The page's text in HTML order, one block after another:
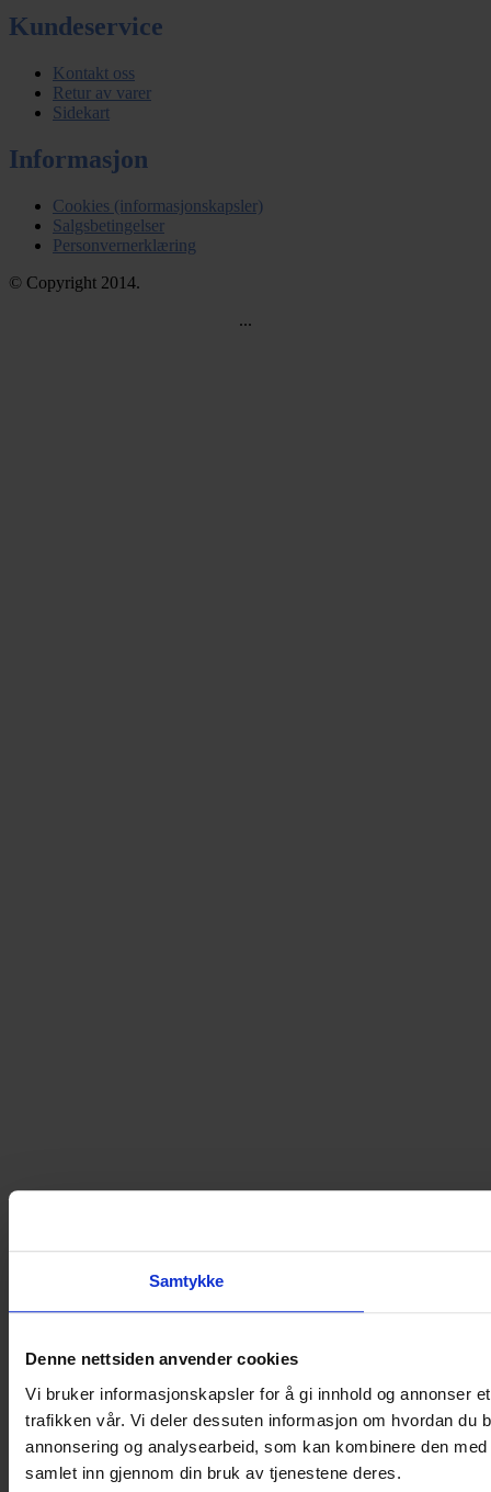
Samtykke
Denne nettsiden anvender cookies
Vi bruker informasjonskapsler for å gi innhold og annonser
trafikken vår. Vi deler dessuten informasjon om hvordan du
annonsering og analysearbeid, som kan kombinere den
samlet inn gjennom din bruk av tjenestene deres.
Kundeservice
Kontakt oss
Retur av varer
Sidekart
Informasjon
Cookies (informasjonskapsler)
Salgsbetingelser
Personvernerklæring
© Copyright 2014.
...